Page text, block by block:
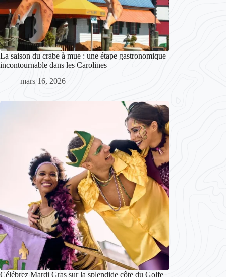
La saison du crabe à mue : une étape gastronomique
incontournable dans les Carolines
mars 16, 2026
Célébrez Mardi Gras sur la splendide côte du Golfe